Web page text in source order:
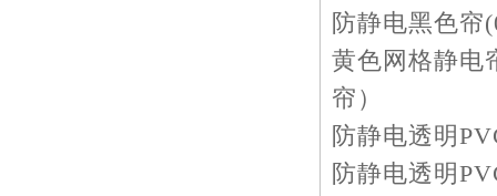
防静电黑色帘
黄色网格静电
帘）
防静电透明
防静电透明